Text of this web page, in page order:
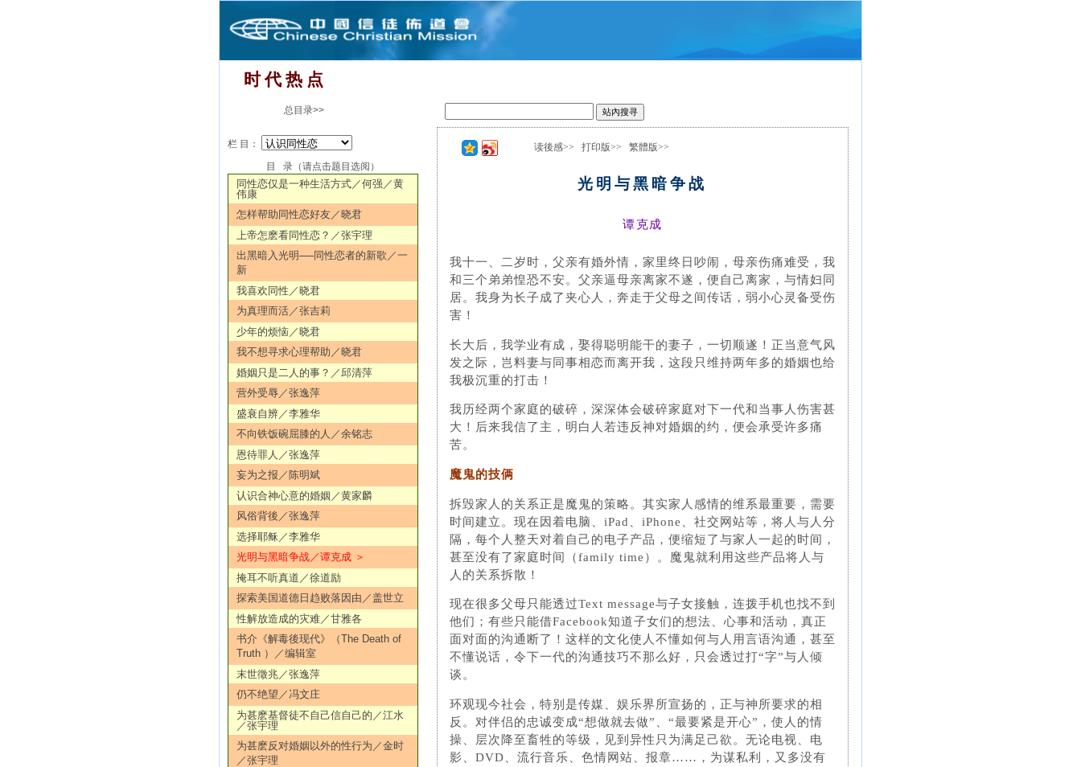
时 代 热 点
总目录>>
栏 目：
目 录（请点击题目选阅）
同性恋仅是一种生活方式／何强／黄
伟康
怎样帮助同性恋好友／晓君
上帝怎麽看同性恋？／张宇理
出黑暗入光明──同性恋者的新歌／一
新
我喜欢同性／晓君
为真理而活／张吉莉
少年的烦恼／晓君
我不想寻求心理帮助／晓君
婚姻只是二人的事？／邱清萍
营外受辱／张逸萍
盛衰自辨／李雅华
不向铁饭碗屈膝的人／余铭志
恩待罪人／张逸萍
妄为之报／陈明斌
认识合神心意的婚姻／黄家麟
风俗背後／张逸萍
选择耶稣／李雅华
光明与黑暗争战／谭克成 ＞
掩耳不听真道／徐道励
探索美国道德日趋败落因由／盖世立
性解放造成的灾难／甘雅各
书介《解毒後现代》（The Death of
Truth ）／编辑室
末世徵兆／张逸萍
仍不绝望／冯文庄
为甚麽基督徒不自己信自己的／江水
／张宇理
为甚麽反对婚姻以外的性行为／金时
／张宇理
读後感>> 打印版>> 繁體版>>
光明与黑暗争战
谭克成
我十一、二岁时，父亲有婚外情，家里终日吵闹，母亲伤痛难受，我
和三个弟弟惶恐不安。父亲逼母亲离家不遂，便自己离家，与情妇同
居。我身为长子成了夹心人，奔走于父母之间传话，弱小心灵备受伤
害！
长大后，我学业有成，娶得聪明能干的妻子，一切顺遂！正当意气风
发之际，岂料妻与同事相恋而离开我，这段只维持两年多的婚姻也给
我极沉重的打击！
我历经两个家庭的破碎，深深体会破碎家庭对下一代和当事人伤害甚
大！后来我信了主，明白人若违反神对婚姻的约，便会承受许多痛
苦。
魔鬼的技俩
拆毁家人的关系正是魔鬼的策略。其实家人感情的维系最重要，需要
时间建立。现在因着电脑、iPad、iPhone、社交网站等，将人与人分
隔，每个人整天对着自己的电子产品，便缩短了与家人一起的时间，
甚至没有了家庭时间（family time）。魔鬼就利用这些产品将人与
人的关系拆散！
现在很多父母只能透过Text message与子女接触，连拨手机也找不到
他们；有些只能借Facebook知道子女们的想法、心事和活动，真正
面对面的沟通断了！这样的文化使人不懂如​​何与人用言语沟通，甚至
不懂说话，令下一代的沟通技巧不那么好，只会透过打“字”与人倾
谈。
环观现今社会，特别是传媒、娱乐界所宣扬的，正与神所要求的相
反。对伴侣的忠诚变成“想做就去做”、“最要紧是开心”，使人的情
操、层次降至畜牲的等级，见到异性只为满足己欲。无论电视、电
影、DVD、流行音乐、色情网站、报章……，为谋私利，又多没有